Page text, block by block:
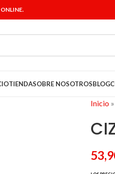
TIENDASOBRE NOSOTROSBLOG
Inicio»